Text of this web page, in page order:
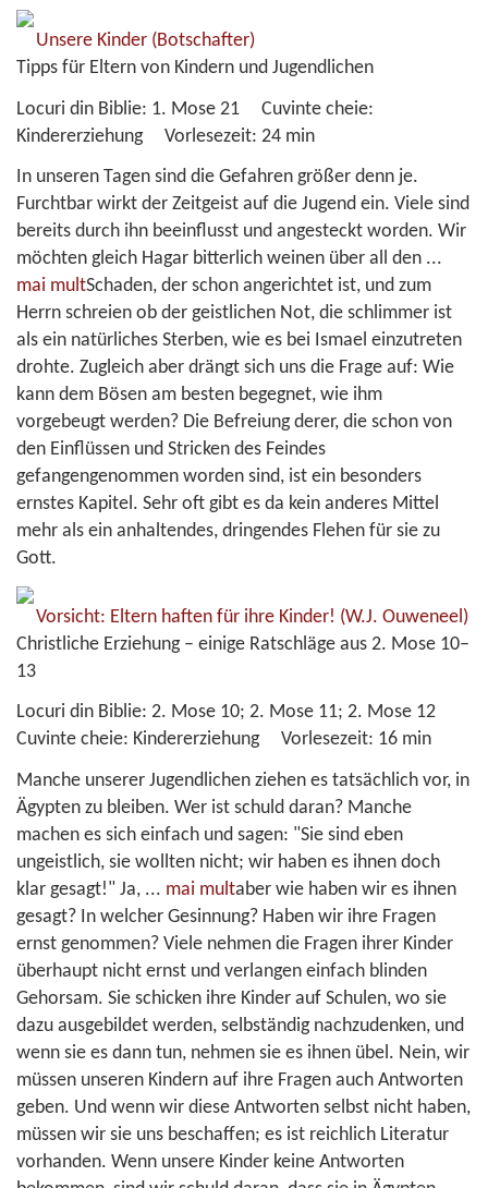
Unsere Kinder (Botschafter)
Tipps für Eltern von Kindern und Jugendlichen
Locuri din Biblie: 1. Mose 21 Cuvinte cheie:
Kindererziehung Vorlesezeit: 24 min
In unseren Tagen sind die Gefahren größer denn je.
Furchtbar wirkt der Zeitgeist auf die Jugend ein. Viele sind
bereits durch ihn beeinflusst und angesteckt worden. Wir
möchten gleich Hagar bitterlich weinen über all den ...
mai multSchaden, der schon angerichtet ist, und zum
Herrn schreien ob der geistlichen Not, die schlimmer ist
als ein natürliches Sterben, wie es bei Ismael einzutreten
drohte. Zugleich aber drängt sich uns die Frage auf: Wie
kann dem Bösen am besten begegnet, wie ihm
vorgebeugt werden? Die Befreiung derer, die schon von
den Einflüssen und Stricken des Feindes
gefangengenommen worden sind, ist ein besonders
ernstes Kapitel. Sehr oft gibt es da kein anderes Mittel
mehr als ein anhaltendes, dringendes Flehen für sie zu
Gott.
Vorsicht: Eltern haften für ihre Kinder! (W.J. Ouweneel)
Christliche Erziehung – einige Ratschläge aus 2. Mose 10–
13
Locuri din Biblie: 2. Mose 10; 2. Mose 11; 2. Mose 12
Cuvinte cheie: Kindererziehung Vorlesezeit: 16 min
Manche unserer Jugendlichen ziehen es tatsächlich vor, in
Ägypten zu bleiben. Wer ist schuld daran? Manche
machen es sich einfach und sagen: "Sie sind eben
ungeistlich, sie wollten nicht; wir haben es ihnen doch
klar gesagt!" Ja, ... mai multaber wie haben wir es ihnen
gesagt? In welcher Gesinnung? Haben wir ihre Fragen
ernst genommen? Viele nehmen die Fragen ihrer Kinder
überhaupt nicht ernst und verlangen einfach blinden
Gehorsam. Sie schicken ihre Kinder auf Schulen, wo sie
dazu ausgebildet werden, selbständig nachzudenken, und
wenn sie es dann tun, nehmen sie es ihnen übel. Nein, wir
müssen unseren Kindern auf ihre Fragen auch Antworten
geben. Und wenn wir diese Antworten selbst nicht haben,
müssen wir sie uns beschaffen; es ist reichlich Literatur
vorhanden. Wenn unsere Kinder keine Antworten